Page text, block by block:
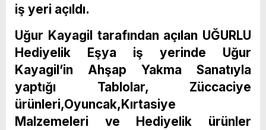
iş yeri açıldı.
Uğur Kayagil tarafından açılan UĞURLU
Hediyelik Eşya iş yerinde Uğur
Kayagil’in Ahşap Yakma Sanatıyla
yaptığı Tablolar, Züccaciye
ürünleri,Oyuncak,Kırtasiye
Malzemeleri ve Hediyelik ürünler